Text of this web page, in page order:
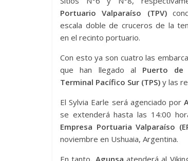
Portuario Valparaíso (TPV)
escala doble de cruceros de la
en el recinto portuario.
Con esto ya son cuatro las
que han llegado al Puerto de
Terminal Pacífico Sur (TPS) y las
El Sylvia Earle será agenciado por
se extenderá hasta las 14:00
Empresa Portuaria Valparaíso
noviembre en Ushuaia, Argentina.
En tanto, Agunsa atenderá al